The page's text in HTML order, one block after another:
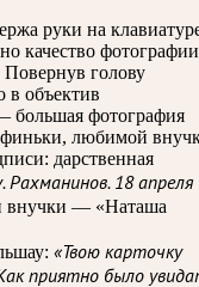
руки на
качество фотографии
Повернув голову
в объектив
большая фотография
любимой
дарственная
18 апреля
внучки — «Наташа
«Твою карточку
приятно было